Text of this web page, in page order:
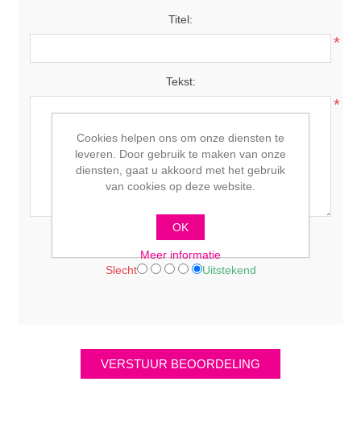
Titel:
*
Tekst:
*
Waardering:
Slecht Uitstekend
Cookies helpen ons om onze diensten te
leveren. Door gebruik te maken van onze
diensten, gaat u akkoord met het gebruik
van cookies op deze website.
OK
Meer informatie